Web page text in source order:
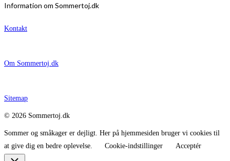
Information om Sommertoj.dk
Kontakt
Om Sommertoj.dk
Sitemap
© 2026 Sommertoj.dk
Sommer og småkager er dejligt. Her på hjemmesiden bruger vi cookies til
at give dig en bedre oplevelse.
Cookie-indstillinger Acceptér